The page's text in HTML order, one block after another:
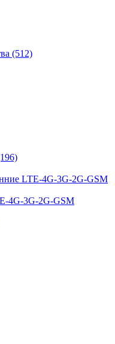
(512)
LTE-4G-3G-2G-GSM
4G-3G-2G-GSM